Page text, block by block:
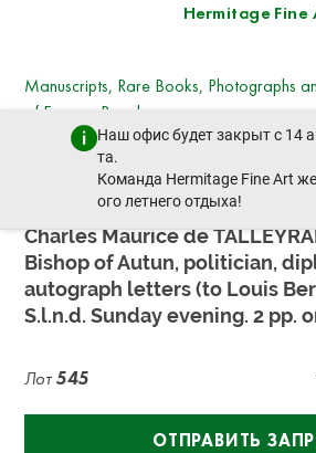
Hermitage Fine
Наш офис будет закрыт с 14
та.
Команда Hermitage Fine Art
ого летнего отдыха!
Manuscripts, Rare Books, Photographs
of Famous People
суббота, 30 июня 2018 г. - 11:00
пред. лот
Charles Maurice de
Bishop of Autun, politician,
autograph letters (to Louis
S.l.n.d. Sunday evening. 2 pp.
Лот545
ОТПРАВИТЬ